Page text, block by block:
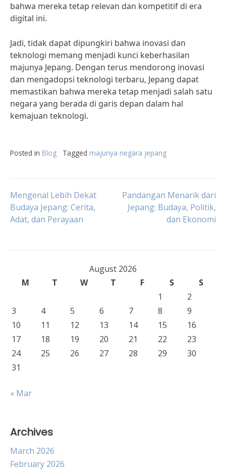
bahwa mereka tetap relevan dan kompetitif di era
digital ini.
Jadi, tidak dapat dipungkiri bahwa inovasi dan
teknologi memang menjadi kunci keberhasilan
majunya Jepang. Dengan terus mendorong inovasi
dan mengadopsi teknologi terbaru, Jepang dapat
memastikan bahwa mereka tetap menjadi salah satu
negara yang berada di garis depan dalam hal
kemajuan teknologi.
Posted in Blog Tagged majunya negara jepang
Post
navigation
Mengenal Lebih Dekat
Budaya Jepang: Cerita,
Adat, dan Perayaan
Pandangan Menarik dari
Jepang: Budaya, Politik,
dan Ekonomi
August 2026
M
T W T F S
S
1
2
3
4 5 6 7 8
9
10
11 12 13 14 15
16
17
18 19 20 21 22
23
24
25 26 27 28 29
30
31
« Mar
Archives
March 2026
February 2026